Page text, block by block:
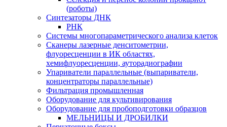
(роботы)
Синтезаторы ДНК
РНК
Системы многопараметрического анализа клеток
Сканеры лазерные денситометрии,
флуоресценции в ИК областях,
хемифлуоресценции, ауторадиографии
Упариватели параллельные (выпариватели,
концентраторы параллельные)
Фильтрация промышленная
Оборудование для культивирования
Оборудование для пробоподготовки образцов
МЕЛЬНИЦЫ И ДРОБИЛКИ